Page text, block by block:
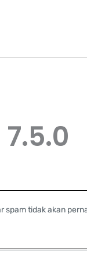
tidak akan